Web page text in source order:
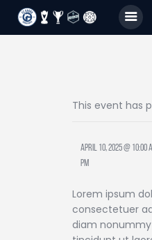
About Us
Academy
Gallery
This event has
April 10, 2025 @ 10:00
pm
Lorem ipsum
consectetuer
diam